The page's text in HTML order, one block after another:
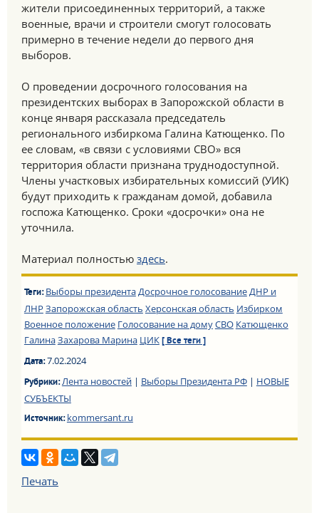
жители присоединенных территорий, а также
военные, врачи и строители смогут голосовать
примерно в течение недели до первого дня
выборов.
О проведении досрочного голосования на
президентских выборах в Запорожской области в
конце января рассказала председатель
регионального избиркома Галина Катющенко. По
ее словам, «в связи с условиями СВО» вся
территория области признана труднодоступной.
Члены участковых избирательных комиссий (УИК)
будут приходить к гражданам домой, добавила
госпожа Катющенко. Сроки «досрочки» она не
уточнила.
Материал полностью здесь.
Теги: Выборы президентаДосрочное голосованиеДНР и
ЛНР Запорожская область Херсонская область Избирком
Военное положение Голосование на домуСВО Катющенко
ГалинаЗахарова Марина ЦИК [ Все теги ]
Дата:7.02.2024
Рубрики:Лента новостей| Выборы Президента РФ| НОВЫЕ
СУБЪЕКТЫ
Источник:kommersant.ru
Печать